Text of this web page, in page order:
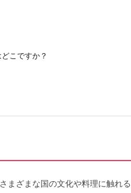
こですか？
まざまな国の文化や料理に触れ